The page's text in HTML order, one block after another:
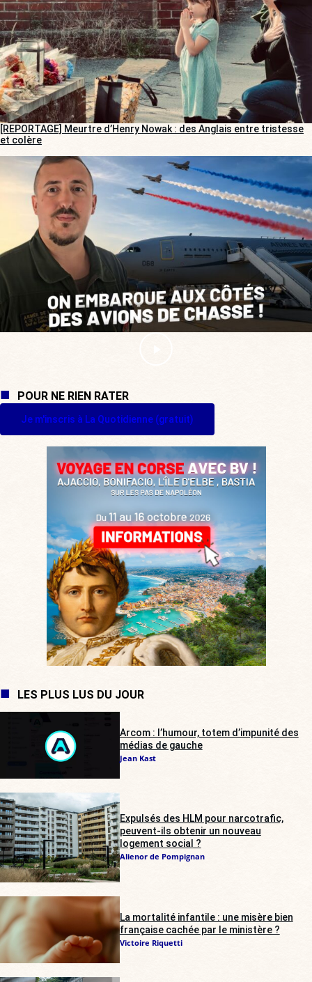
[REPORTAGE] Meurtre d’Henry Nowak : des Anglais entre tristesse
et colère
POUR NE RIEN RATER
Je m'inscris à La Quotidienne (gratuit)
LES PLUS LUS DU JOUR
Arcom : l’humour, totem d’impunité des
médias de gauche
Jean Kast
Expulsés des HLM pour narcotrafic,
peuvent-ils obtenir un nouveau
logement social ?
Alienor de Pompignan
La mortalité infantile : une misère bien
française cachée par le ministère ?
Victoire Riquetti